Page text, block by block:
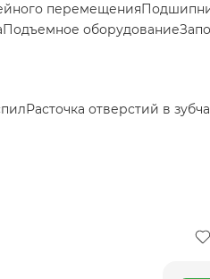
перемещения
Подъемное оборудование
Расточка отверстий в